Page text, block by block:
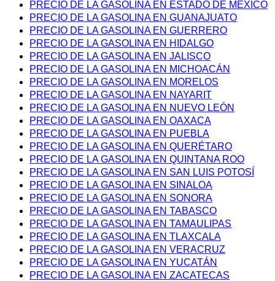
PRECIO DE LA GASOLINA EN ESTADO DE MÉXICO
PRECIO DE LA GASOLINA EN GUANAJUATO
PRECIO DE LA GASOLINA EN GUERRERO
PRECIO DE LA GASOLINA EN HIDALGO
PRECIO DE LA GASOLINA EN JALISCO
PRECIO DE LA GASOLINA EN MICHOACÁN
PRECIO DE LA GASOLINA EN MORELOS
PRECIO DE LA GASOLINA EN NAYARIT
PRECIO DE LA GASOLINA EN NUEVO LEÓN
PRECIO DE LA GASOLINA EN OAXACA
PRECIO DE LA GASOLINA EN PUEBLA
PRECIO DE LA GASOLINA EN QUERÉTARO
PRECIO DE LA GASOLINA EN QUINTANA ROO
PRECIO DE LA GASOLINA EN SAN LUIS POTOSÍ
PRECIO DE LA GASOLINA EN SINALOA
PRECIO DE LA GASOLINA EN SONORA
PRECIO DE LA GASOLINA EN TABASCO
PRECIO DE LA GASOLINA EN TAMAULIPAS
PRECIO DE LA GASOLINA EN TLAXCALA
PRECIO DE LA GASOLINA EN VERACRUZ
PRECIO DE LA GASOLINA EN YUCATÁN
PRECIO DE LA GASOLINA EN ZACATECAS